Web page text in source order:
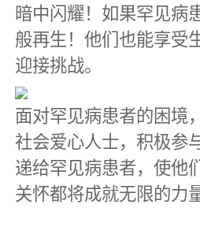
暗中闪耀！如果罕见病
般再生！他们也能享受
迎接挑战。
面对罕见病患者的困境
社会爱心人士，积极参
递给罕见病患者，使他
关怀都将成就无限的力